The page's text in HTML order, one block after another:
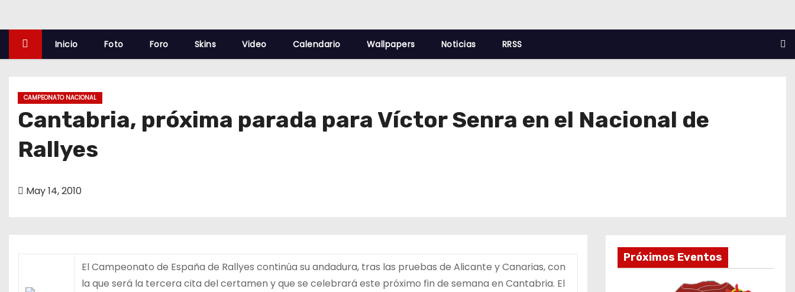
Inicio Foto Foro Skins Video Calendario Wallpapers Noticias RRSS
CAMPEONATO NACIONAL
Cantabria, próxima parada para Víctor Senra en el Nacional de
Rallyes
May 14, 2010
El Campeonato de España de Rallyes continúa su andadura, tras las pruebas de Alicante y Canarias, con
la que será la tercera cita del certamen y que se celebrará este próximo fin de semana en Cantabria. El
Próximos Eventos